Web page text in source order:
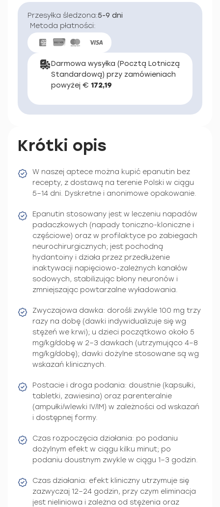
Przesyłka śledzona:5-9 dni
Metoda płatności:
Darmowa wysyłka (Pocztą Lotniczą
Standardową) przy zamówieniach
powyżej € 172,19
Krótki opis
W naszej aptece można kupić epanutin bez
recepty, z dostawą na terenie Polski w ciągu
5–14 dni. Dyskretne i anonimowe opakowanie.
Epanutin stosowany jest w leczeniu napadów
padaczkowych (napady toniczno-kloniczne i
częściowe) oraz w profilaktyce po zabiegach
neurochirurgicznych; jest pochodną
hydantoiny i działa przez przedłużenie
inaktywacji napięciowo-zależnych kanałów
sodowych, stabilizując błony neuronów i
zmniejszając powtarzalne wyładowania.
Zwyczajowa dawka: dorośli zwykle 100 mg trzy
razy na dobę (dawki indywidualizuje się wg
stężeń we krwi); u dzieci początkowo około 5
mg/kg/dobę w 2–3 dawkach (utrzymująco 4–8
mg/kg/dobę); dawki dożylne stosowane są wg
wskazań klinicznych.
Postacie i droga podania: doustnie (kapsułki,
tabletki, zawiesina) oraz parenteralnie
(ampułki/wlewki IV/IM) w zależności od wskazań
i dostępnej formy.
Czas rozpoczęcia działania: po podaniu
dożylnym efekt w ciągu kilku minut; po
podaniu doustnym zwykle w ciągu 1–3 godzin.
Czas działania: efekt kliniczny utrzymuje się
zazwyczaj 12–24 godzin, przy czym eliminacja
jest nieliniowa i zależna od stężenia oraz